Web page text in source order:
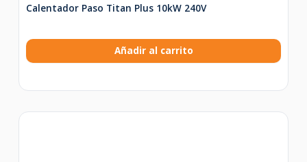
Calentador Paso Titan Plus 10kW 240V
Añadir al carrito